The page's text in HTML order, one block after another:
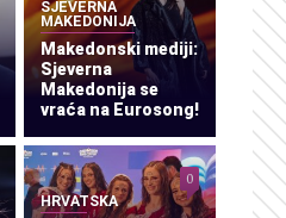
SJEVERNA
MAKEDONIJA
Makedonski mediji:
Sjeverna
Makedonija se
vraća na Eurosong!
HRVATSKA
0